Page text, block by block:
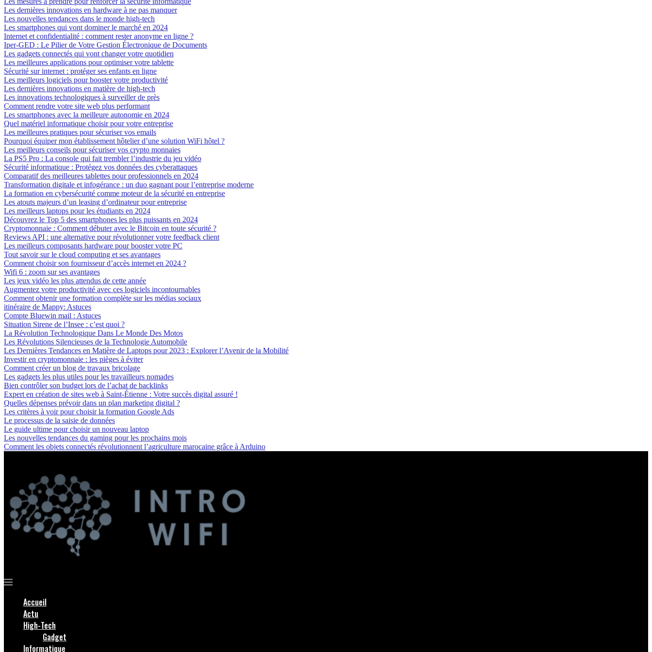
Les dernières innovations en hardware à ne pas manquer
Les nouvelles tendances dans le monde high-tech
Les smartphones qui vont dominer le marché en 2024
Internet et confidentialité : comment rester anonyme en ligne ?
Iper-GED : Le Pilier de Votre Gestion Électronique de Documents
Les gadgets connectés qui vont changer votre quotidien
Les meilleures applications pour optimiser votre tablette
Sécurité sur internet : protéger ses enfants en ligne
Les meilleurs logiciels pour booster votre productivité
Les dernières innovations en matière de high-tech
Les innovations technologiques à surveiller de près
Comment rendre votre site web plus performant
Les smartphones avec la meilleure autonomie en 2024
Quel matériel informatique choisir pour votre entreprise
Les meilleures pratiques pour sécuriser vos emails
Pourquoi équiper mon établissement hôtelier d’une solution WiFi hôtel ?
Les meilleurs conseils pour sécuriser vos crypto monnaies
La PS5 Pro : La console qui fait trembler l’industrie du jeu vidéo
Sécurité informatique : Protégez vos données des cyberattaques
Comparatif des meilleures tablettes pour professionnels en 2024
Transformation digitale et infogérance : un duo gagnant pour l’entreprise moderne
La formation en cybersécurité comme moteur de la sécurité en entreprise
Les atouts majeurs d’un leasing d’ordinateur pour entreprise
Les meilleurs laptops pour les étudiants en 2024
Découvrez le Top 5 des smartphones les plus puissants en 2024
Cryptomonnaie : Comment débuter avec le Bitcoin en toute sécurité ?
Reviews API : une alternative pour révolutionner votre feedback client
Les meilleurs composants hardware pour booster votre PC
Tout savoir sur le cloud computing et ses avantages
Comment choisir son fournisseur d’accès internet en 2024 ?
Wifi 6 : zoom sur ses avantages
Les jeux vidéo les plus attendus de cette année
Augmentez votre productivité avec ces logiciels incontournables
Comment obtenir une formation complète sur les médias sociaux
itinéraire de Mappy: Astuces
Compte Bluewin mail : Astuces
Situation Sirene de l’Insee : c’est quoi ?
La Révolution Technologique Dans Le Monde Des Motos
Les Révolutions Silencieuses de la Technologie Automobile
Les Dernières Tendances en Matière de Laptops pour 2023 : Explorer l’Avenir de la Mobilité
Investir en cryptomonnaie : les pièges à éviter
Comment créer un blog de travaux bricolage
Les gadgets les plus utiles pour les travailleurs nomades
Bien contrôler son budget lors de l’achat de backlinks
Expert en création de sites web à Saint-Étienne : Votre succès digital assuré !
Quelles dépenses prévoir dans un plan marketing digital ?
Les critères à voir pour choisir la formation Google Ads
Le processus de la saisie de données
Le guide ultime pour choisir un nouveau laptop
Les nouvelles tendances du gaming pour les prochains mois
Comment les objets connectés révolutionnent l’agriculture marocaine grâce à Arduino
Accueil
Actu
High-Tech
Gadget
Informatique